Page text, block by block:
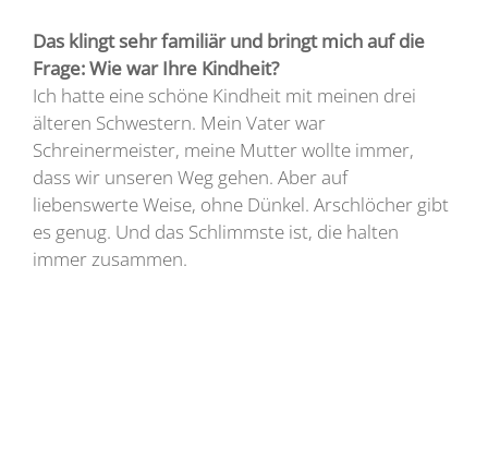
Das klingt sehr familiär und bringt mich auf die
Frage: Wie war Ihre Kindheit?
Ich hatte eine schöne Kindheit mit meinen drei
älteren Schwestern. Mein Vater war
Schreinermeister, meine Mutter wollte immer,
dass wir unseren Weg gehen. Aber auf
liebenswerte Weise, ohne Dünkel. Arschlöcher gibt
es genug. Und das Schlimmste ist, die halten
immer zusammen.